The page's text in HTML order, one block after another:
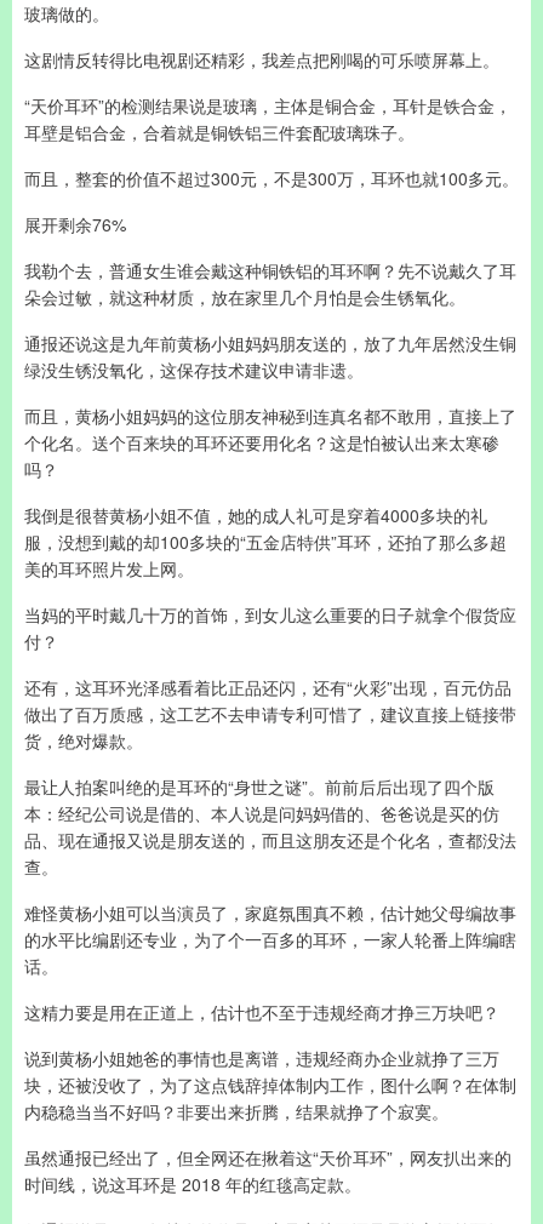
玻璃做的。
这剧情反转得比电视剧还精彩，我差点把刚喝的可乐喷屏幕上。
“天价耳环”的检测结果说是玻璃，主体是铜合金，耳针是铁合金，
耳壁是铝合金，合着就是铜铁铝三件套配玻璃珠子。
而且，整套的价值不超过300元，不是300万，耳环也就100多元。
展开剩余76%
我勒个去，普通女生谁会戴这种铜铁铝的耳环啊？先不说戴久了耳
朵会过敏，就这种材质，放在家里几个月怕是会生锈氧化。
通报还说这是九年前黄杨小姐妈妈朋友送的，放了九年居然没生铜
绿没生锈没氧化，这保存技术建议申请非遗。
而且，黄杨小姐妈妈的这位朋友神秘到连真名都不敢用，直接上了
个化名。送个百来块的耳环还要用化名？这是怕被认出来太寒碜
吗？
我倒是很替黄杨小姐不值，她的成人礼可是穿着4000多块的礼
服，没想到戴的却100多块的“五金店特供”耳环，还拍了那么多超
美的耳环照片发上网。
当妈的平时戴几十万的首饰，到女儿这么重要的日子就拿个假货应
付？
还有，这耳环光泽感看着比正品还闪，还有“火彩”出现，百元仿品
做出了百万质感，这工艺不去申请专利可惜了，建议直接上链接带
货，绝对爆款。
最让人拍案叫绝的是耳环的“身世之谜”。前前后后出现了四个版
本：经纪公司说是借的、本人说是问妈妈借的、爸爸说是买的仿
品、现在通报又说是朋友送的，而且这朋友还是个化名，查都没法
查。
难怪黄杨小姐可以当演员了，家庭氛围真不赖，估计她父母编故事
的水平比编剧还专业，为了个一百多的耳环，一家人轮番上阵编瞎
话。
这精力要是用在正道上，估计也不至于违规经商才挣三万块吧？
说到黄杨小姐她爸的事情也是离谱，违规经商办企业就挣了三万
块，还被没收了，为了这点钱辞掉体制内工作，图什么啊？在体制
内稳稳当当不好吗？非要出来折腾，结果就挣了个寂寞。
虽然通报已经出了，但全网还在揪着这“天价耳环”，网友扒出来的
时间线，说这耳环是 2018 年的红毯高定款。